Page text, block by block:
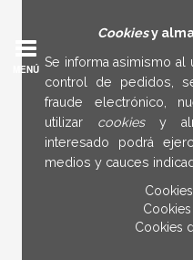
Cookiesy
Se informa asimismo
control de pedidos,
fraude electrónico,
utilizar cookies y
interesado podrá
medios y cauces
Cookies
Cookies
MENÚ